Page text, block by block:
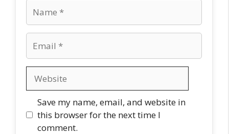
Save my name, email, and website in
this browser for the next time I
comment.